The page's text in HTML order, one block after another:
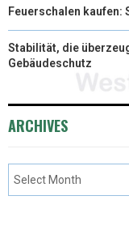
Feuerschalen
Stabilität, die
Gebäudeschutz
ARCHIVES